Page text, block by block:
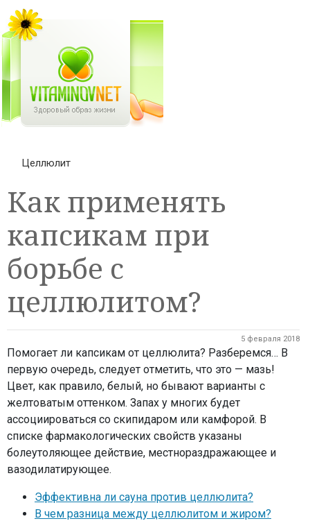
Целлюлит
Как применять
капсикам при
борьбе с
целлюлитом?
5 февраля 2018
Помогает ли капсикам от целлюлита? Разберемся… В
первую очередь, следует отметить, что это — мазь!
Цвет, как правило, белый, но бывают варианты с
желтоватым оттенком. Запах у многих будет
ассоциироваться со скипидаром или камфорой. В
списке фармакологических свойств указаны
болеутоляющее действие, местнораздражающее и
вазодилатирующее.
Эффективна ли сауна против целлюлита?
В чем разница между целлюлитом и жиром?